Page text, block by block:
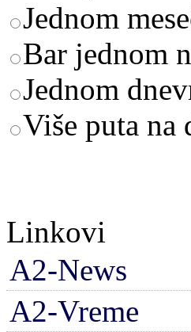
Jednom
Bar jednom
Jednom
Više puta na
Linkovi
A2-News
A2-Vreme